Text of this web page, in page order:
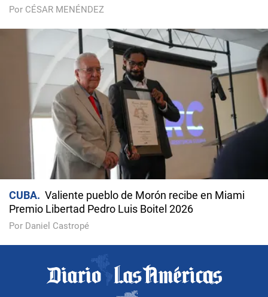
Por CÉSAR MENÉNDEZ
CUBA
Valiente pueblo de Morón recibe en Miami
Premio Libertad Pedro Luis Boitel 2026
Por Daniel Castropé